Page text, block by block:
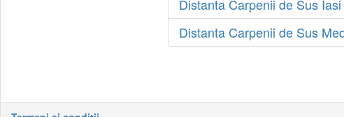
Distanta Carpenii de Sus Iasi
Distanta Carpenii de Sus